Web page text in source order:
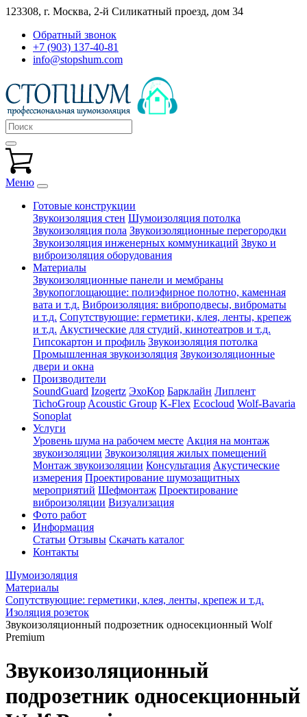
123308, г. Москва, 2-й Силикатный проезд, дом 34
Обратный звонок
+7 (903) 137-40-81
info@stopshum.com
Меню
Готовые конструкции
Звукоизоляция стен Шумоизоляция потолка
Звукоизоляция пола Звукоизоляционные перегородки
Звукоизоляция инженерных коммуникаций Звуко и
виброизоляция оборудования
Материалы
Звукоизоляционные панели и мембраны
Звукопоглощающие: полиэфирное полотно, каменная
вата и т.д. Виброизоляция: виброподвесы, виброматы
и т.д. Сопутствующие: герметики, клея, ленты, крепеж
и т.д. Акустические для студий, кинотеатров и т.д.
Гипсокартон и профиль Звукоизоляция потолка
Промышленная звукоизоляция Звукоизоляционные
двери и окна
Производители
SoundGuard Izogertz ЭхоКор Барклайн Липлент
TichoGroup Acoustic Group K-Flex Ecocloud Wolf-Bavaria
Sonoplat
Услуги
Уровень шума на рабочем месте Акция на монтаж
звукоизоляции Звукоизоляция жилых помещений
Монтаж звукоизоляции Консультация Акустические
измерения Проектирование шумозащитных
мероприятий Шефмонтаж Проектирование
виброизоляции Визуализация
Фото работ
Информация
Статьи Отзывы Скачать каталог
Контакты
Шумоизоляция
Материалы
Сопутствующие: герметики, клея, ленты, крепеж и т.д.
Изоляция розеток
Звукоизоляционный подрозетник односекционный Wolf
Premium
Звукоизоляционный
подрозетник односекционный